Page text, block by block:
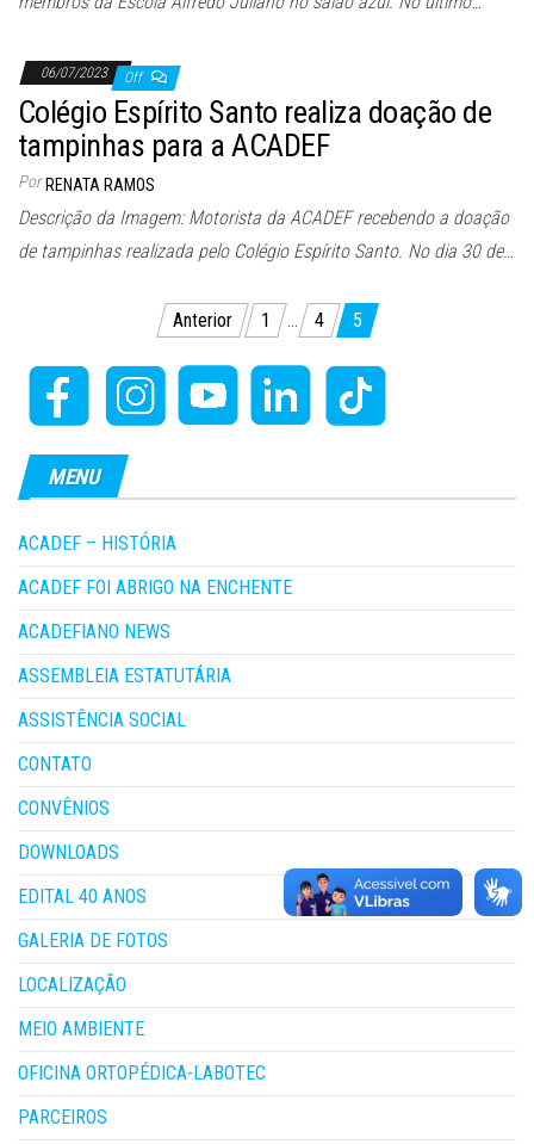
06/07/2023 Off
Colégio Espírito Santo realiza doação de
tampinhas para a ACADEF
Por RENATA RAMOS
Descrição da Imagem: Motorista da ACADEF recebendo a doação
de tampinhas realizada pelo Colégio Espírito Santo. No dia 30 de…
Paginação
de
posts
Anterior 1 … 4 5
MENU
ACADEF – HISTÓRIA
ACADEF FOI ABRIGO NA ENCHENTE
ACADEFIANO NEWS
ASSEMBLEIA ESTATUTÁRIA
ASSISTÊNCIA SOCIAL
CONTATO
CONVÊNIOS
DOWNLOADS
EDITAL 40 ANOS
GALERIA DE FOTOS
LOCALIZAÇÃO
MEIO AMBIENTE
OFICINA ORTOPÉDICA-LABOTEC
PARCEIROS